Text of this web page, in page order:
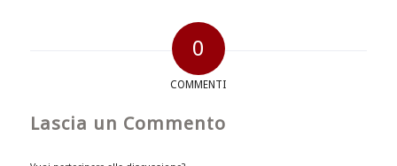
0
COMMENTI
Lascia un Commento